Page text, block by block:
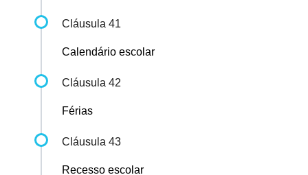
Cláusula 41
Calendário escolar
Cláusula 42
Férias
Cláusula 43
Recesso escolar